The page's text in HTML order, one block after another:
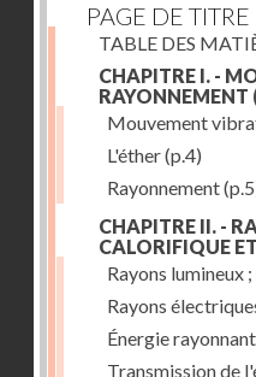
PAGE DE TITRE
TABLE DES
CHAPITRE I. -
RAYONNEMENT
Mouvement
L'éther(p.4)
Rayonnement
CHAPITRE II. -
CALORIFIQUE
Rayons lumineux
Rayons
Énergie
Transmission de